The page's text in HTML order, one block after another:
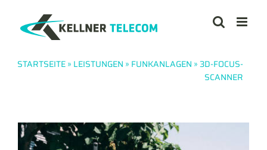
Inhalt
springen
STARTSEITE» LEISTUNGEN » FUNKANLAGEN »3D-FOCUS-
SCANNER